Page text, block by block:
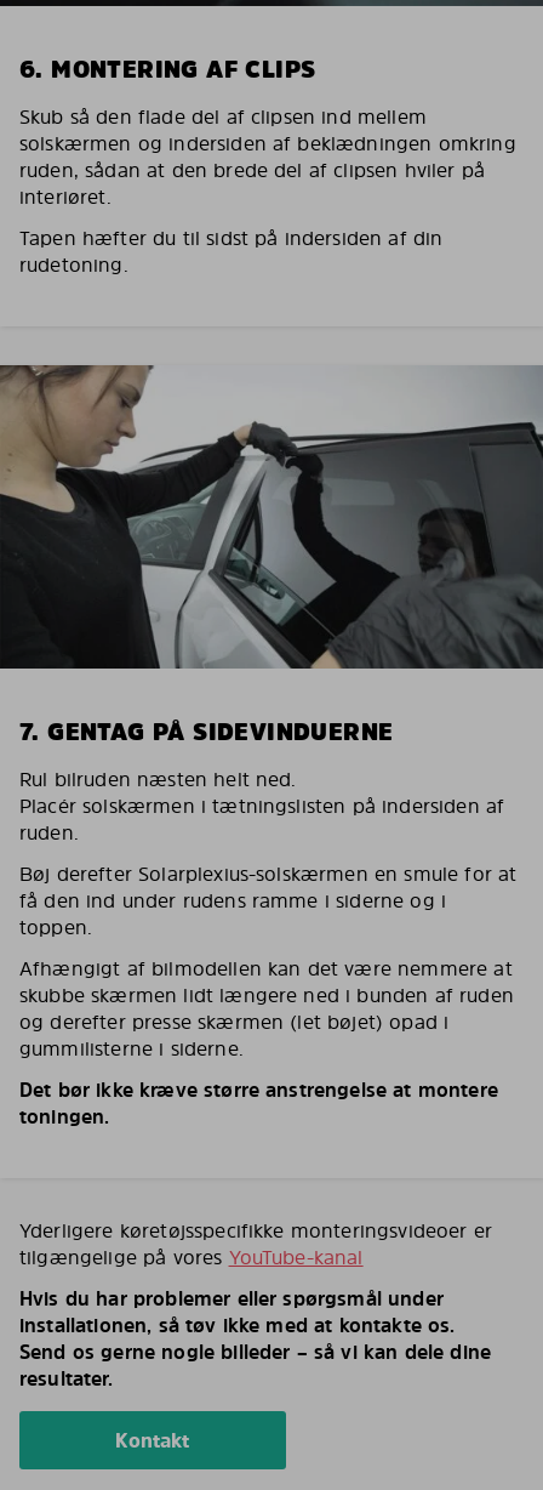
6. MONTERING AF CLIPS
Skub så den flade del af clipsen ind mellem
solskærmen og indersiden af beklædningen omkring
ruden, sådan at den brede del af clipsen hviler på
interiøret.
Tapen hæfter du til sidst på indersiden af din
rudetoning.
7. GENTAG PÅ SIDEVINDUERNE
Rul bilruden næsten helt ned.
Placér solskærmen i tætningslisten på indersiden af
ruden.
Bøj derefter Solarplexius-solskærmen en smule for at
få den ind under rudens ramme i siderne og i
toppen.
Afhængigt af bilmodellen kan det være nemmere at
skubbe skærmen lidt længere ned i bunden af ruden
og derefter presse skærmen (let bøjet) opad i
gummilisterne i siderne.
Det bør ikke kræve større anstrengelse at montere
toningen.
Yderligere køretøjsspecifikke monteringsvideoer er
tilgængelige på vores YouTube-kanal
Hvis du har problemer eller spørgsmål under
installationen, så tøv ikke med at kontakte os.
Send os gerne nogle billeder – så vi kan dele dine
resultater.
Kontakt